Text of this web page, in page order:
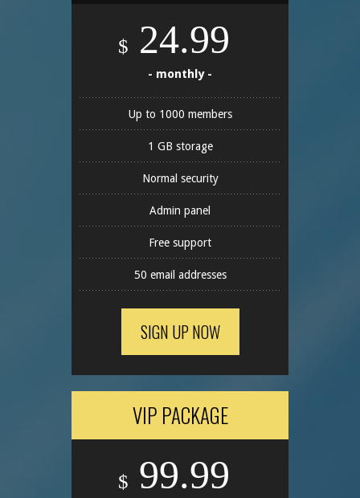
$ 24.99
- monthly -
Up to 1000 members
1 GB storage
Normal security
Admin panel
Free support
50 email addresses
SIGN UP NOW
VIP PACKAGE
$ 99.99